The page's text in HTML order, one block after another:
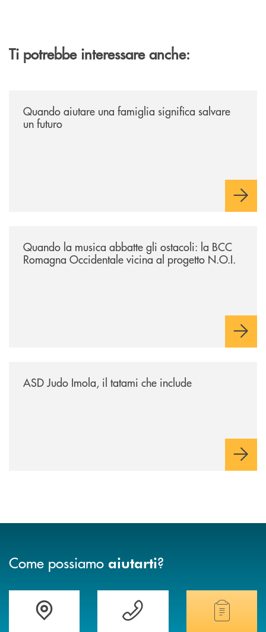
Ti potrebbe interessare anche:
Quando aiutare una famiglia significa salvare
un futuro
Quando la musica abbatte gli ostacoli: la BCC
Romagna Occidentale vicina al progetto N.O.I.
ASD Judo Imola, il tatami che include
Come possiamo aiutarti?
Accedi all' elenco completo delle filiali della banca.
Hai bisogno di assistenza immediata?
Hai bisogno di